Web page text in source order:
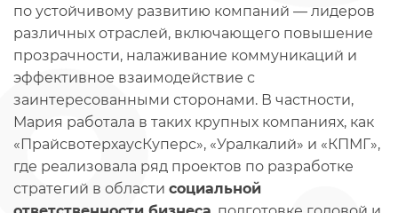
по устойчивому развитию компаний — лидеров
различных отраслей, включающего повышение
прозрачности, налаживание коммуникаций и
эффективное взаимодействие с
заинтересованными сторонами. В частности,
Мария работала в таких крупных компаниях, как
«ПрайсвотерхаусКуперс», «Уралкалий» и «КПМГ»,
где реализовала ряд проектов по разработке
стратегий в области социальной